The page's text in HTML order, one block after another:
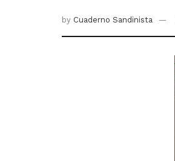
by Cuaderno Sandinista